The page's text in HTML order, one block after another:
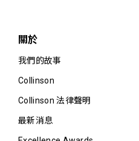
關於
我們的故事
Collinson
Collinson 法律聲明
最新消息